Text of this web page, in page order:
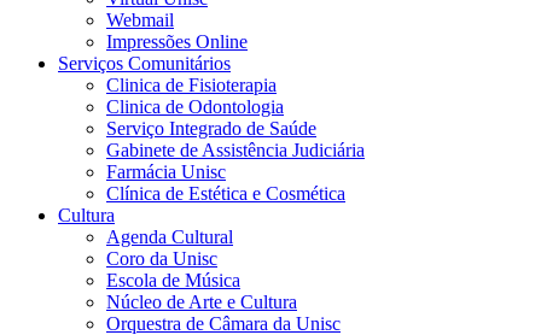
Webmail
Impressões Online
Serviços Comunitários
Clinica de Fisioterapia
Clinica de Odontologia
Serviço Integrado de Saúde
Gabinete de Assistência Judiciária
Farmácia Unisc
Clínica de Estética e Cosmética
Cultura
Agenda Cultural
Coro da Unisc
Escola de Música
Núcleo de Arte e Cultura
Orquestra de Câmara da Unisc